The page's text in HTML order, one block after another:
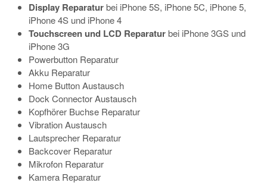
Display Reparaturbei iPhone 5S, iPhone 5C, iPhone 5,
iPhone 4S und iPhone 4
Touchscreen und LCD Reparaturbei iPhone 3GS und
iPhone 3G
Powerbutton Reparatur
Akku Reparatur
Home Button Austausch
Dock Connector Austausch
Kopfhörer Buchse Reparatur
Vibration Austausch
Lautsprecher Reparatur
Backcover Reparatur
Mikrofon Reparatur
Kamera Reparatur